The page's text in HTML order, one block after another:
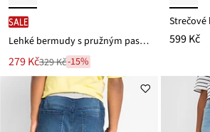
SALE
Lehké bermudy s pružným pasem, z barveného denimu, střih Regular Fit
Nová
cena
279 Kč
Zlevněno
329 Kč
329 Kč-15%
599 Kč